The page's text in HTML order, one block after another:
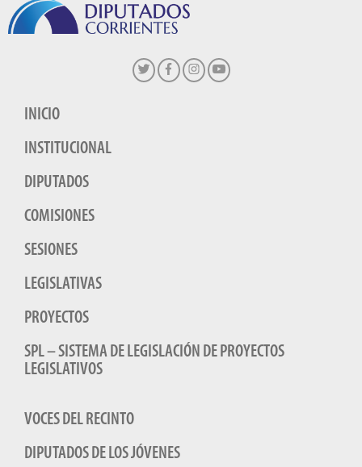
INICIO
INSTITUCIONAL
DIPUTADOS
COMISIONES
SESIONES
LEGISLATIVAS
PROYECTOS
SPL – SISTEMA DE LEGISLACIÓN DE PROYECTOS
LEGISLATIVOS
VOCES DEL RECINTO
DIPUTADOS DE LOS JÓVENES